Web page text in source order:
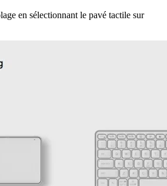
en sélectionnant le pavé tactile sur